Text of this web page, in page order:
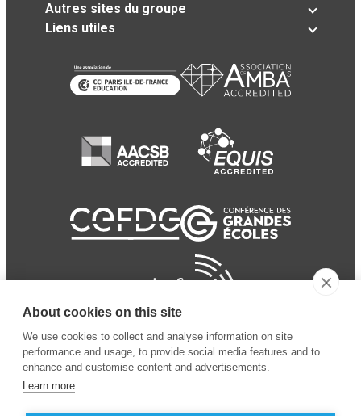
Autres sites du groupe
Liens utiles
About cookies on this site
We use cookies to collect and analyse information on site
performance and usage, to provide social media features and to
enhance and customise content and advertisements.
Learn more